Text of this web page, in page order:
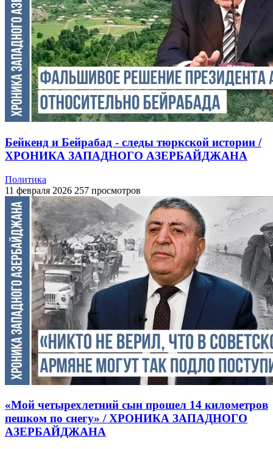
Бейкенд и Бейрабад - следы тюркской истории /
ХРОНИКА ЗАПАДНОГО АЗЕРБАЙДЖАНА
Политика
11 февраля 2026 257 просмотров
«Мой четырехлетний сын прошел 14 километров
пешком по снегу» / ХРОНИКА ЗАПАДНОГО
АЗЕРБАЙДЖАНА